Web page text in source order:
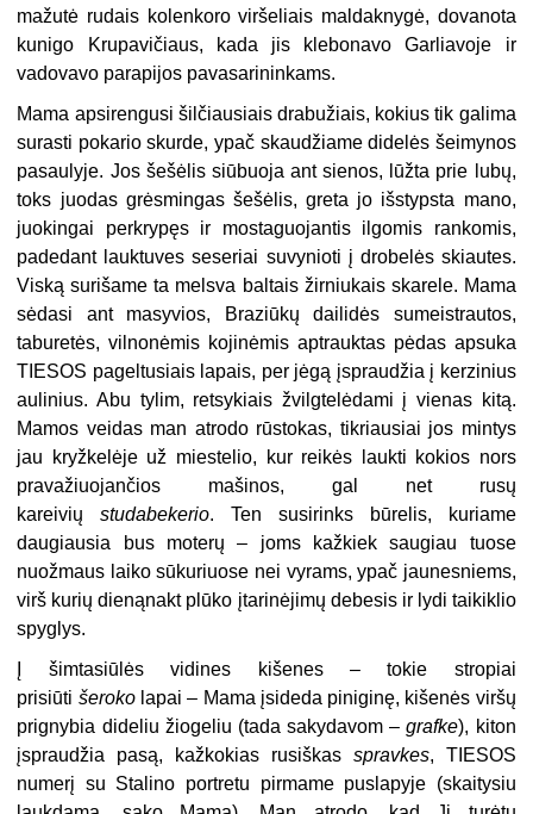
mažutė rudais kolenkoro viršeliais maldaknygė, dovanota
kunigo Krupavičiaus, kada jis klebonavo Garliavoje ir
vadovavo parapijos pavasarininkams.
Mama apsirengusi šilčiausiais drabužiais, kokius tik galima
surasti pokario skurde, ypač skaudžiame didelės šeimynos
pasaulyje. Jos šešėlis siūbuoja ant sienos, lūžta prie lubų,
toks juodas grėsmingas šešėlis, greta jo išstypsta mano,
juokingai perkrypęs ir mostaguojantis ilgomis rankomis,
padedant lauktuves seseriai suvynioti į drobelės skiautes.
Viską surišame ta melsva baltais žirniukais skarele. Mama
sėdasi ant masyvios, Braziūkų dailidės sumeistrautos,
taburetės, vilnonėmis kojinėmis aptrauktas pėdas apsuka
TIESOS pageltusiais lapais, per jėgą įspraudžia į kerzinius
aulinius. Abu tylim, retsykiais žvilgtelėdami į vienas kitą.
Mamos veidas man atrodo rūstokas, tikriausiai jos mintys
jau kryžkelėje už miestelio, kur reikės laukti kokios nors
pravažiuojančios mašinos, gal net rusų
kareiviųstudabekerio. Ten susirinks būrelis, kuriame
daugiausia bus moterų – joms kažkiek saugiau tuose
nuožmaus laiko sūkuriuose nei vyrams, ypač jaunesniems,
virš kurių dienąnakt plūko įtarinėjimų debesis ir lydi taikiklio
spyglys.
Į šimtasiūlės vidines kišenes – tokie stropiai
prisiūti šerokolapai – Mama įsideda piniginę, kišenės viršų
prignybia dideliu žiogeliu (tada sakydavom –grafke), kiton
įspraudžia pasą, kažkokias rusiškas spravkes, TIESOS
numerį su Stalino portretu pirmame puslapyje (skaitysiu